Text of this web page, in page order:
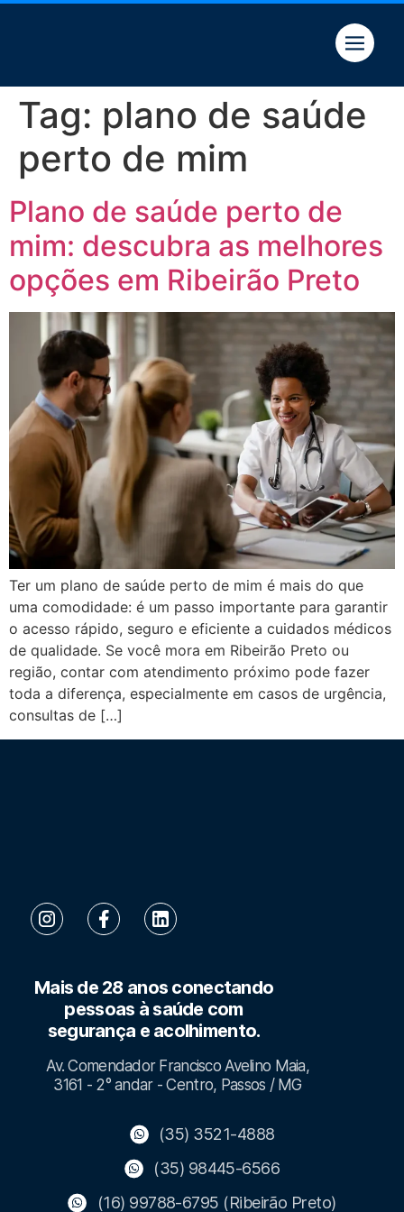
Tag: plano de saúde
perto de mim
Plano de saúde perto de
mim: descubra as melhores
opções em Ribeirão Preto
Ter um plano de saúde perto de mim é mais do que
uma comodidade: é um passo importante para garantir
o acesso rápido, seguro e eficiente a cuidados médicos
de qualidade. Se você mora em Ribeirão Preto ou
região, contar com atendimento próximo pode fazer
toda a diferença, especialmente em casos de urgência,
consultas de […]
Mais de 28 anos conectando
pessoas à saúde com
segurança e acolhimento.
Av. Comendador Francisco Avelino Maia,
3161 - 2° andar - Centro, Passos / MG
(35) 3521-4888
(35) 98445-6566
(16) 99788-6795 (Ribeirão Preto)